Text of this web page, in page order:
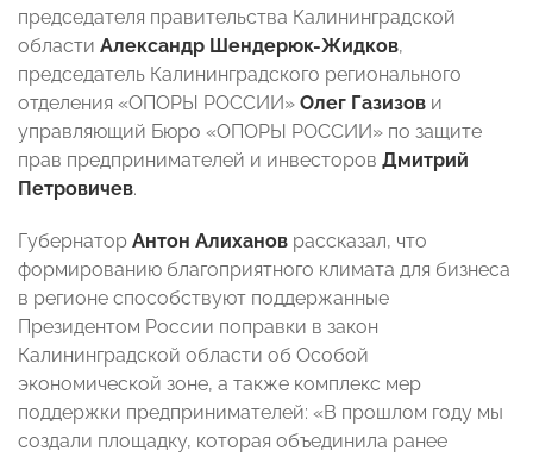
председателя правительства Калининградской
области Александр Шендерюк-Жидков,
председатель Калининградского регионального
отделения «ОПОРЫ РОССИИ» Олег Газизов и
управляющий Бюро «ОПОРЫ РОССИИ» по защите
прав предпринимателей и инвесторов Дмитрий
Петровичев.
Губернатор Антон Алиханов рассказал, что
формированию благоприятного климата для бизнеса
в регионе способствуют поддержанные
Президентом России поправки в закон
Калининградской области об Особой
экономической зоне, а также комплекс мер
поддержки предпринимателей: «В прошлом году мы
создали площадку, которая объединила ранее